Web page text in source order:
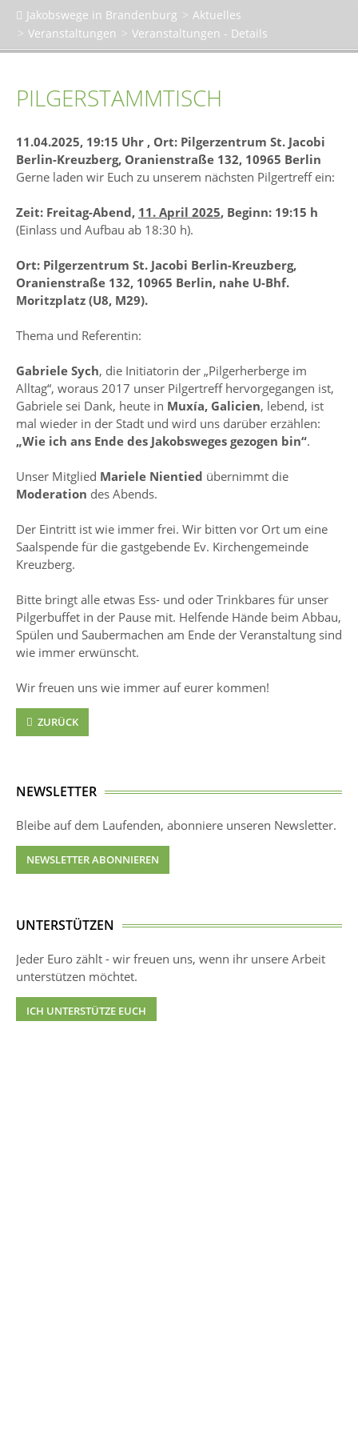
Jakobswege in Brandenburg
Aktuelles
Veranstaltungen
Veranstaltungen - Details
PILGERSTAMMTISCH
11.04.2025, 19:15 Uhr , Ort: Pilgerzentrum St. Jacobi
Berlin-Kreuzberg, Oranienstraße 132, 10965 Berlin
Gerne laden wir Euch zu unserem nächsten Pilgertreff ein:
Zeit: Freitag-Abend, 11. April 2025, Beginn: 19:15 h
(Einlass und Aufbau ab 18:30 h).
Ort: Pilgerzentrum St. Jacobi Berlin-Kreuzberg,
Oranienstraße 132, 10965 Berlin, nahe U-Bhf.
Moritzplatz (U8, M29).
Thema und Referentin:
Gabriele Sych, die Initiatorin der „Pilgerherberge im
Alltag“, woraus 2017 unser Pilgertreff hervorgegangen ist,
Gabriele sei Dank, heute in Muxía, Galicien, lebend, ist
mal wieder in der Stadt und wird uns darüber erzählen:
„Wie ich ans Ende des Jakobsweges gezogen bin“.
Unser Mitglied Mariele Nientied übernimmt die
Moderation des Abends.
Der Eintritt ist wie immer frei. Wir bitten vor Ort um eine
Saalspende für die gastgebende Ev. Kirchengemeinde
Kreuzberg.
Bitte bringt alle etwas Ess- und oder Trinkbares für unser
Pilgerbuffet in der Pause mit. Helfende Hände beim Abbau,
Spülen und Saubermachen am Ende der Veranstaltung sind
wie immer erwünscht.
Wir freuen uns wie immer auf eurer kommen!
ZURÜCK
NEWSLETTER
Bleibe auf dem Laufenden, abonniere unseren Newsletter.
NEWSLETTER ABONNIEREN
UNTERSTÜTZEN
Jeder Euro zählt - wir freuen uns, wenn ihr unsere Arbeit
unterstützen möchtet.
ICH UNTERSTÜTZE EUCH